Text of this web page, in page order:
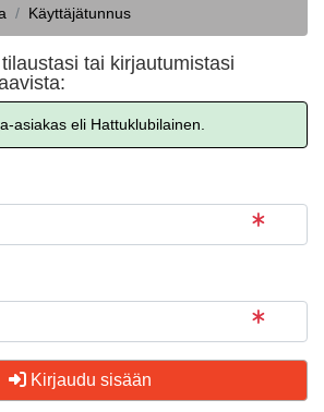
Käyttäjätunnus
tai kirjautumistasi
asiakas eli Hattuklubilainen.
Kirjaudu sisään